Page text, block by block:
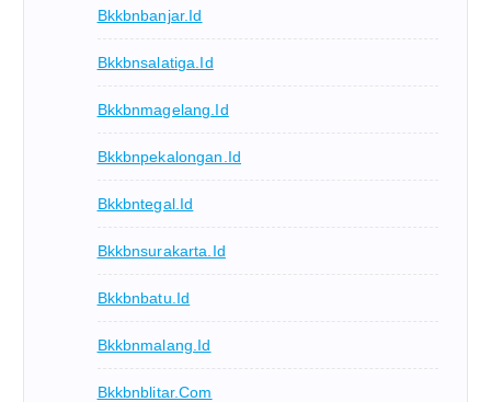
Bkkbnbanjar.id
Bkkbnsalatiga.id
Bkkbnmagelang.id
Bkkbnpekalongan.id
Bkkbntegal.id
Bkkbnsurakarta.id
Bkkbnbatu.id
Bkkbnmalang.id
Bkkbnblitar.com